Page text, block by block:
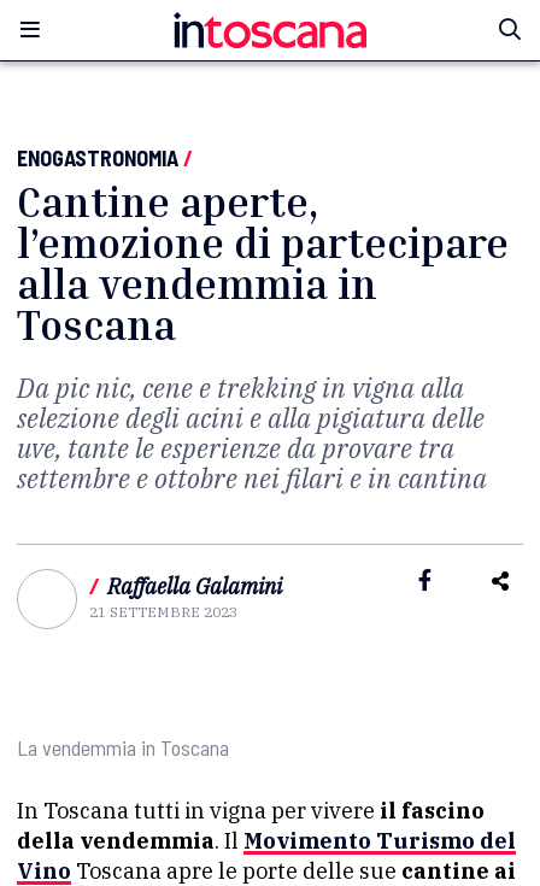
ENOGASTRONOMIA/
Cantine aperte,
l’emozione di partecipare
alla vendemmia in
Toscana
Da pic nic, cene e trekking in vigna alla
selezione degli acini e alla pigiatura delle
uve, tante le esperienze da provare tra
settembre e ottobre nei filari e in cantina
/ Raffaella Galamini
21 SETTEMBRE 2023
La vendemmia in Toscana
In Toscana tutti in vigna per vivere il fascino
della vendemmia. Il Movimento Turismo del
Vino Toscana apre le porte delle sue cantine ai